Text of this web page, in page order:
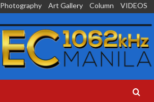
Photography Art Gallery Column VIDEOS